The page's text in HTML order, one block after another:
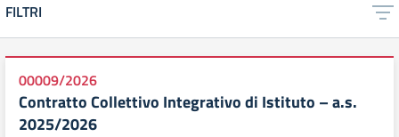
FILTRI
00009/2026
Contratto Collettivo Integrativo di Istituto – a.s.
2025/2026